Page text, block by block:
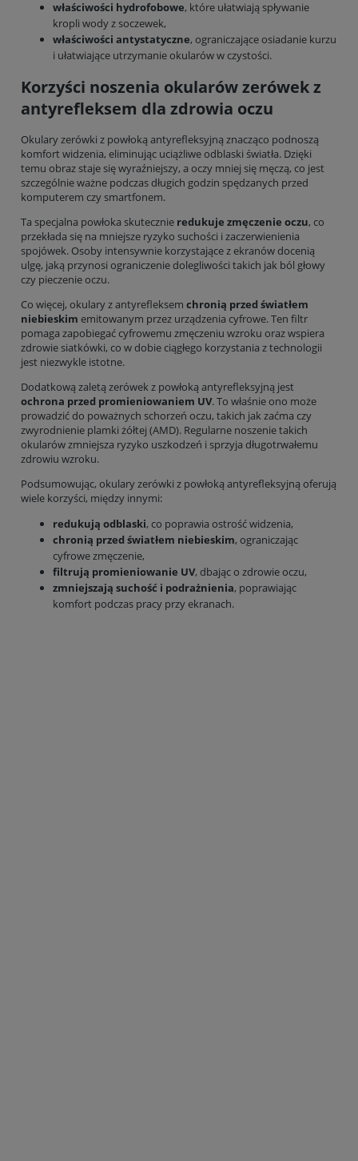
właściwości hydrofobowe, które ułatwiają spływanie
kropli wody z soczewek,
właściwości antystatyczne, ograniczające osiadanie kurzu
i ułatwiające utrzymanie okularów w czystości.
Korzyści noszenia okularów zerówek z
antyrefleksem dla zdrowia oczu
Okulary zerówki z powłoką antyrefleksyjną znacząco podnoszą
komfort widzenia, eliminując uciążliwe odblaski światła. Dzięki
temu obraz staje się wyraźniejszy, a oczy mniej się męczą, co jest
szczególnie ważne podczas długich godzin spędzanych przed
komputerem czy smartfonem.
Ta specjalna powłoka skutecznie redukuje zmęczenie oczu, co
przekłada się na mniejsze ryzyko suchości i zaczerwienienia
spojówek. Osoby intensywnie korzystające z ekranów docenią
ulgę, jaką przynosi ograniczenie dolegliwości takich jak ból głowy
czy pieczenie oczu.
Co więcej, okulary z antyrefleksem chronią przed światłem
niebieskim emitowanym przez urządzenia cyfrowe. Ten filtr
pomaga zapobiegać cyfrowemu zmęczeniu wzroku oraz wspiera
zdrowie siatkówki, co w dobie ciągłego korzystania z technologii
jest niezwykle istotne.
Dodatkową zaletą zerówek z powłoką antyrefleksyjną jest
ochrona przed promieniowaniem UV. To właśnie ono może
prowadzić do poważnych schorzeń oczu, takich jak zaćma czy
zwyrodnienie plamki żółtej (AMD). Regularne noszenie takich
okularów zmniejsza ryzyko uszkodzeń i sprzyja długotrwałemu
zdrowiu wzroku.
Podsumowując, okulary zerówki z powłoką antyrefleksyjną oferują
wiele korzyści, między innymi:
redukują odblaski, co poprawia ostrość widzenia,
chronią przed światłem niebieskim, ograniczając
cyfrowe zmęczenie,
filtrują promieniowanie UV, dbając o zdrowie oczu,
zmniejszają suchość i podrażnienia, poprawiając
komfort podczas pracy przy ekranach.